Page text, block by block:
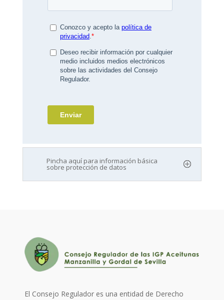
Pincha aquí para información básica
sobre protección de datos
El Consejo Regulador es una entidad de Derecho